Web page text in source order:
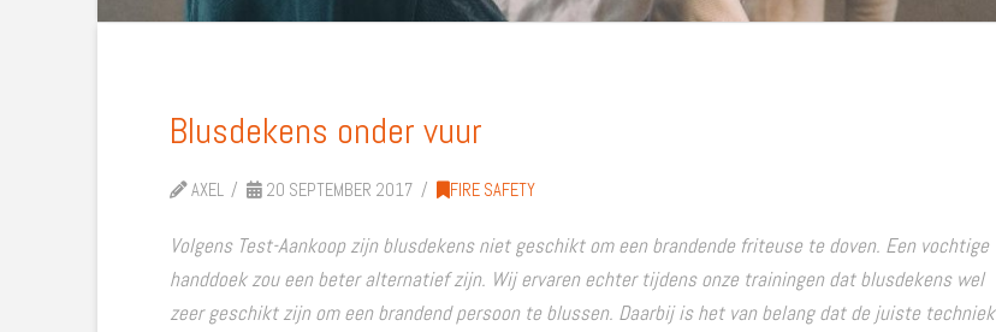
Blusdekens onder vuur
AXEL 20 SEPTEMBER 2017 FIRE SAFETY
Volgens Test-Aankoop zijn blusdekens niet geschikt om een brandende friteuse te doven. Een vochtige
handdoek zou een beter alternatief zijn. Wij ervaren echter tijdens onze trainingen dat blusdekens wel
zeer geschikt zijn om een brandend persoon te blussen. Daarbij is het van belang dat de juiste techniek